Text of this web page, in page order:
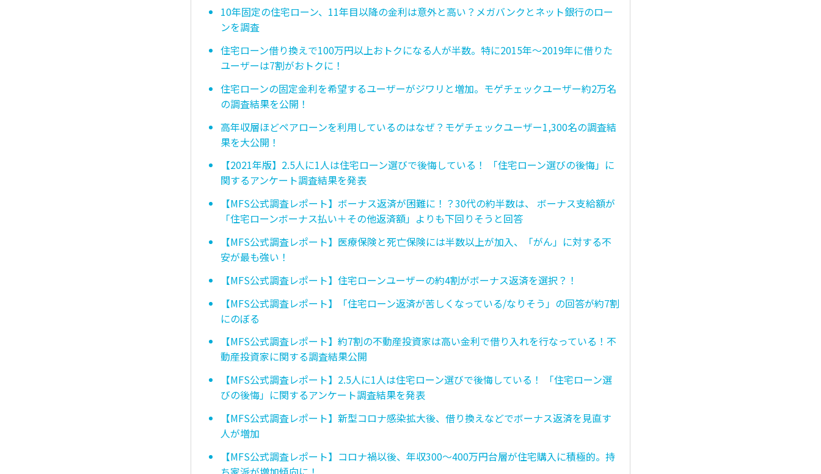
10年固定の住宅ローン、11年目以降の金利は意外と高い？メガバンクとネット銀行のロー
ンを調査
住宅ローン借り換えで100万円以上おトクになる人が半数。特に2015年〜2019年に借りた
ユーザーは7割がおトクに！
住宅ローンの固定金利を希望するユーザーがジワリと増加。モゲチェックユーザー約2万名
の調査結果を公開！
高年収層ほどペアローンを利用しているのはなぜ？モゲチェックユーザー1,300名の調査結
果を大公開！
【2021年版】2.5人に1人は住宅ローン選びで後悔している！ 「住宅ローン選びの後悔」に
関するアンケート調査結果を発表
【MFS公式調査レポート】ボーナス返済が困難に！？30代の約半数は、 ボーナス支給額が
「住宅ローンボーナス払い＋その他返済額」よりも下回りそうと回答
【MFS公式調査レポート】医療保険と死亡保険には半数以上が加入、「がん」に対する不
安が最も強い！
【MFS公式調査レポート】住宅ローンユーザーの約4割がボーナス返済を選択？！
【MFS公式調査レポート】「住宅ローン返済が苦しくなっている/なりそう」の回答が約7割
にのぼる
【MFS公式調査レポート】約7割の不動産投資家は高い金利で借り入れを行なっている！不
動産投資家に関する調査結果公開
【MFS公式調査レポート】2.5人に1人は住宅ローン選びで後悔している！ 「住宅ローン選
びの後悔」に関するアンケート調査結果を発表
【MFS公式調査レポート】新型コロナ感染拡大後、借り換えなどでボーナス返済を見直す
人が増加
【MFS公式調査レポート】コロナ禍以後、年収300〜400万円台層が住宅購入に積極的。持